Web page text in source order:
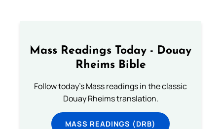
Mass Readings Today - Douay
Rheims Bible
Follow today's Mass readings in the classic
Douay Rheims translation.
MASS READINGS (DRB)